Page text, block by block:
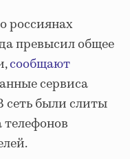
россиянах
превысил общее
сообщают
сервиса
сеть были слиты